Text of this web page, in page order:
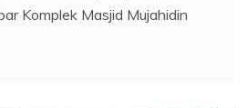
Komplek Masjid Mujahidin